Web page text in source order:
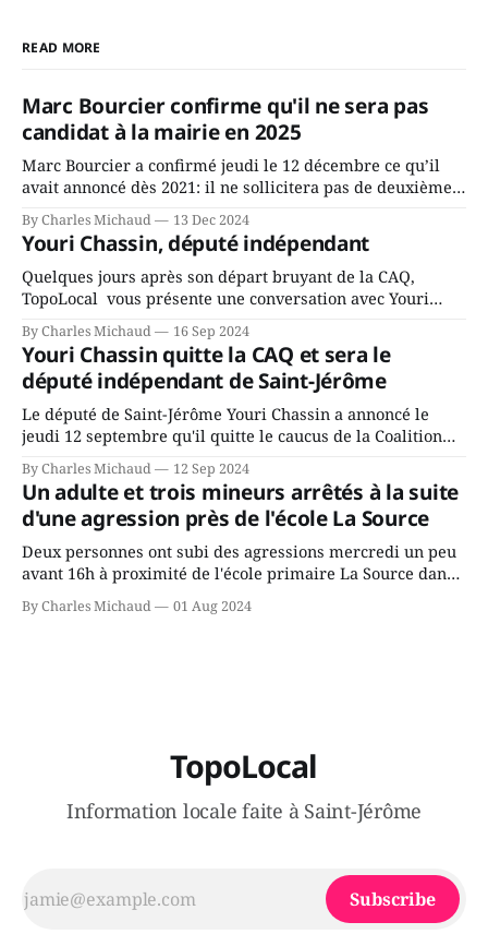
READ MORE
Marc Bourcier confirme qu'il ne sera pas
candidat à la mairie en 2025
Marc Bourcier a confirmé jeudi le 12 décembre ce qu’il
avait annoncé dès 2021: il ne sollicitera pas de deuxième
mandat à titre de maire de Saint-Jérôme. Bourcier en a
fait l’annonce en s’adressant aux employés de la ville,
rassemblés en soirée pour leur traditionnel souper
By Charles Michaud 13 Dec 2024
Youri Chassin, député indépendant
Quelques jours après son départ bruyant de la CAQ,
TopoLocal vous présente une conversation avec Youri
Chassin. Nous avons causé de sa décision. Y songeait-il
depuis longtemps? Sera-t-il candidat indépendant dans 2
ans? Joindrait-il un autre parti, par exemple les
conservateurs d’Éric Duhaime? Que lui
By Charles Michaud 16 Sep 2024
Youri Chassin quitte la CAQ et sera le
député indépendant de Saint-Jérôme
Le député de Saint-Jérôme Youri Chassin a annoncé le
jeudi 12 septembre qu'il quitte le caucus de la Coalition
Avenir Québec de François Legault parce qu'il est déçu du
gouvernement de la CAQ, surtout de son incapacité, qu'il
juge chronique, à offrir des
By Charles Michaud 12 Sep 2024
Un adulte et trois mineurs arrêtés à la suite
d'une agression près de l'école La Source
Deux personnes ont subi des agressions mercredi un peu
avant 16h à proximité de l'école primaire La Source dans
le secteur Bellefeuille de Saint-Jérôme. L'une de deux
victimes aurait été écrasée sous un véhicule et aspergée
By Charles Michaud 01 Aug 2024
TopoLocal
Information locale faite à Saint-Jérôme
Subscribe